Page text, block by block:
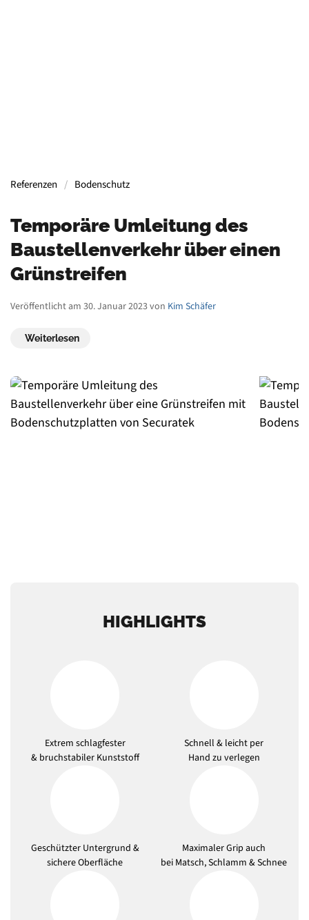
Referenzen Bodenschutz
Temporäre Umleitung des
Baustellenverkehr über einen
Grünstreifen
Veröffentlicht am 30. Januar 2023 von Kim Schäfer
Weiterlesen
HIGHLIGHTS
Extrem schlagfester
& bruchstabiler Kunststoff
Schnell & leicht per
Hand zu verlegen
Geschützter Untergrund &
sichere Oberfläche
Maximaler Grip auch
bei Matsch, Schlamm & Schnee